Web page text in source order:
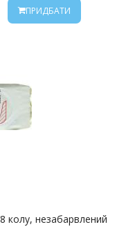
ПРИДБАТИ
колу, незабарвлений